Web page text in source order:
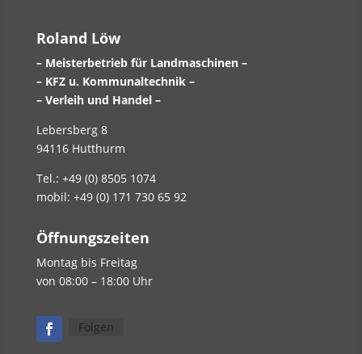
Roland Löw
– Meisterbetrieb für Landmaschinen –
– KFZ u. Kommunaltechnik –
– Verleih und Handel –
Lebersberg 8
94116 Hutthurm
Tel.: +49 (0) 8505 1074
mobil: +49 (0) 171 730 65 92
Öffnungszeiten
Montag bis Freitag
von 08:00 – 18:00 Uhr
Folgen